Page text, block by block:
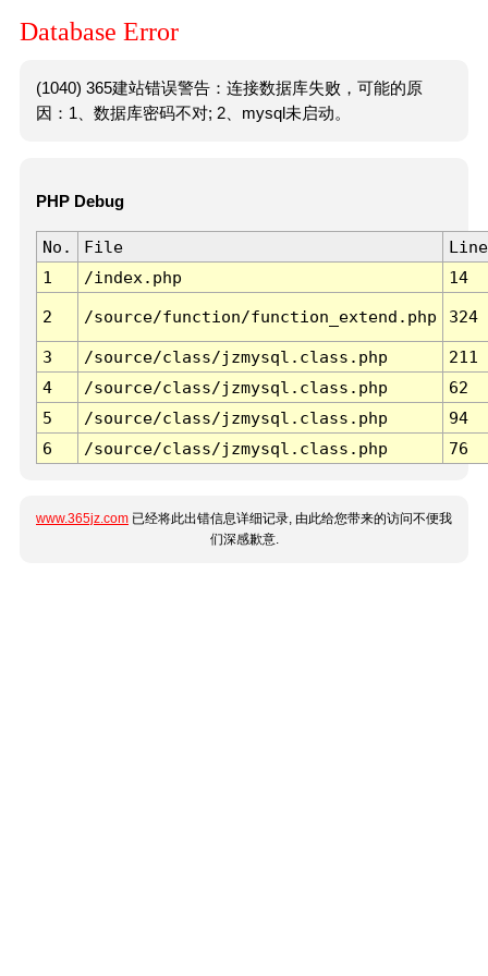
Database Error
(1040) 365建站错误警告：连接数据库失败，可能的原
因：1、数据库密码不对; 2、mysql未启动。
PHP Debug
No. File
Line
1
/index.php 14
2 /source/function/function_extend.php 324
3 /source/class/jzmysql.class.php
211
4
/source/class/jzmysql.class.php
62
5
/source/class/jzmysql.class.php
94
6
/source/class/jzmysql.class.php 76
www.365jz.com 已经将此出错信息详细记录, 由此给您带来的访问不便我
们深感歉意.